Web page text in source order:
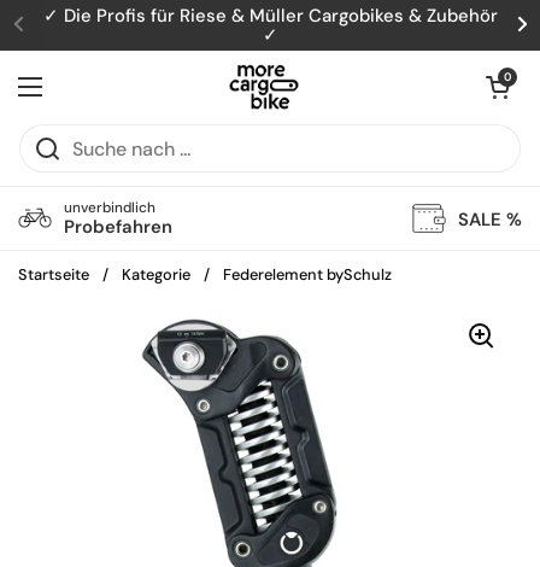
Zum Inhalt springen
Zurück
✓ Die Profis für Riese & Müller Cargobikes & Zubehör
✓
Menü öffnen
Warenkorb
0
unverbindlich
Probefahren SALE %
Startseite / Kategorie / Federelement bySchulz